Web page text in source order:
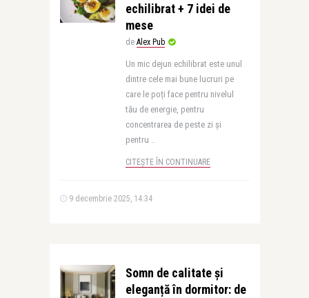
echilibrat + 7 idei de
mese
de Alex Pub
Un mic dejun echilibrat este unul
dintre cele mai bune lucruri pe
care le poți face pentru nivelul
tău de energie, pentru
concentrarea de peste zi și
pentru ..
CITEȘTE ÎN CONTINUARE
9 decembrie 2025, 14:34
Somn de calitate și
eleganță în dormitor: de